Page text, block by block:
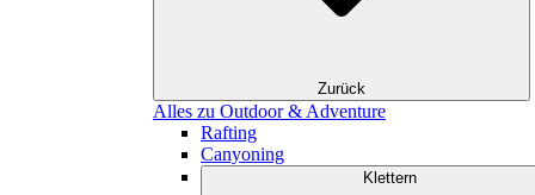
Zurück
Alles zu Outdoor & Adventure
Rafting
Canyoning
Klettern